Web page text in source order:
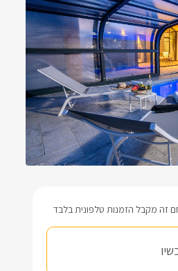
זה מקבל הזמנות טלפונית בלבד